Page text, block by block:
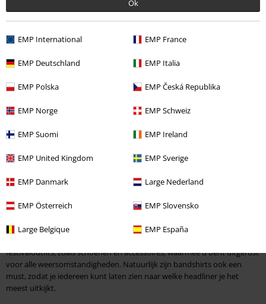
Ok
EMP International EMP France
EMP Deutschland EMP Italia
EMP Polska EMP Česká Republika
EMP Norge EMP Schweiz
EMP Suomi EMP Ireland
EMP United Kingdom EMP Sverige
EMP Danmark Large Nederland
EMP Österreich EMP Slovensko
Large Belgique EMP España
Ontdek het nu!
blijven het hoogtepunt voor veel muziekfans. Als jij ook zo iemand bent
aan te trekken en dagenlang te feesten op de vetste bands, dan ben je
festivaloutfits, zoals schoenen en accessoires, waarmee u bent uitgerust
voor alle weersomstandigheden. Natuurlijk zijn bandshirts ook een
must, zodat je iedereen kunt laten zien naar welke headliner je het
meest uitkijkt.